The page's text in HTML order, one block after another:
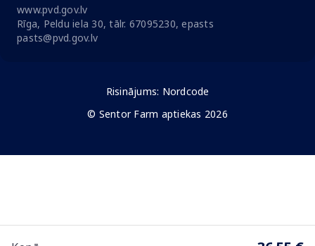
www.pvd.gov.lv
Rīga, Peldu iela 30, tālr. 67095230, epasts
pasts@pvd.gov.lv
Risinājums: Nordcode
© Sentor Farm aptiekas 2026